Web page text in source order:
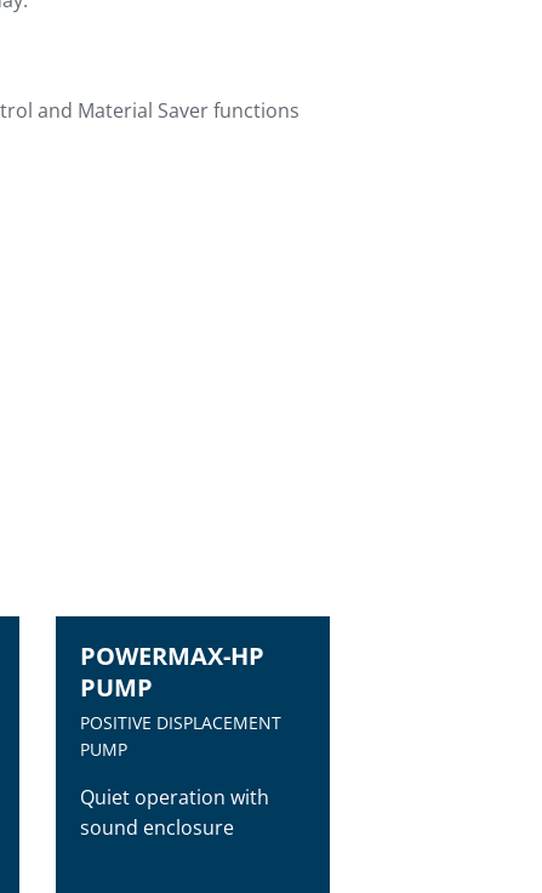
and Material Saver functions
POWERMAX-HP
PUMP
POSITIVE DISPLACEMENT
PUMP
Quiet operation with
sound enclosure